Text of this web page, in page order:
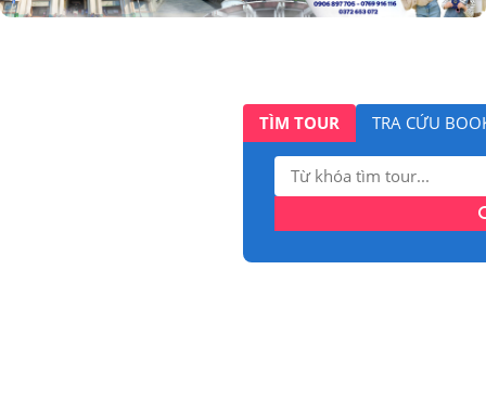
TÌM TOUR TRA CỨU
Tìm
kiếm: